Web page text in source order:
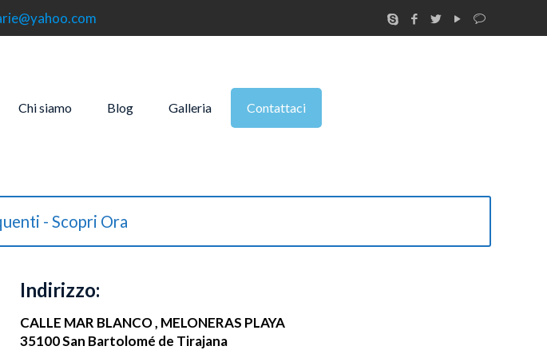
Chi siamo Blog Galleria Contattaci
- Scopri Ora
Indirizzo:
CALLE MAR BLANCO , MELONERAS PLAYA
35100 San Bartolomé de Tirajana